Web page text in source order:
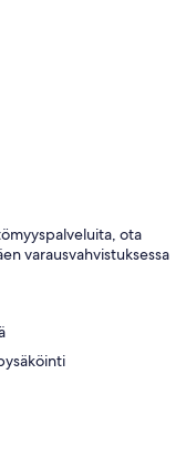
ota
varausvahvistuksessa